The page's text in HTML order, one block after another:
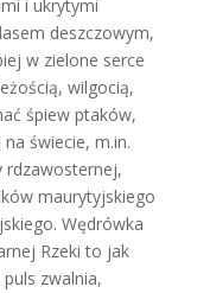
i ukrytymi
deszczowym,
w zielone serce
wilgocią,
śpiew ptaków,
świecie, m.in.
rdzawosternej,
maurytyjskiego
Wędrówka
Rzeki to jak
zwalnia,